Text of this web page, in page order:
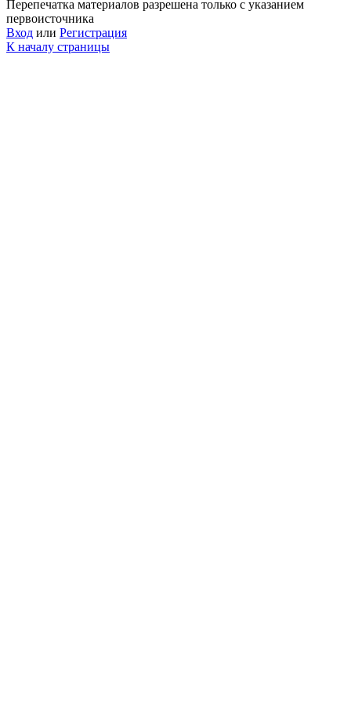
Перепечатка материалов разрешена только с указанием
первоисточника
Вход или Регистрация
К началу страницы